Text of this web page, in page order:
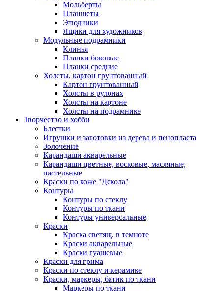
Мольберты
Планшеты
Этюдники
Ящики для художников
Модульные подрамники
Клинья
Планки боковые
Планки средние
Холсты, картон грунтованный
Картон грунтованный
Холсты в рулонах
Холсты на картоне
Холсты на подрамнике
Творчество и хобби
Блестки
Игрушки и заготовки из дерева и пенопласта
Золочение
Карандаши акварельные
Карандаши цветные, восковые, масляные,
пастельные
Краски по коже "Декола"
Контуры
Контуры по стеклу
Контуры по ткани
Контуры универсальные
Краски
Краска светящ. в темноте
Краски акварельные
Краски гуашевые
Краски для грима
Краски по стеклу и керамике
Краски, маркеры, батик по ткани
Маркеры по ткани